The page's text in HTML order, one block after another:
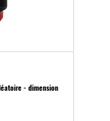
- dimension